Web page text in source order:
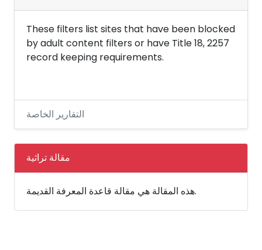
These filters list sites that have been blocked
by adult content filters or have Title 18, 2257
record keeping requirements.
التقارير الخاصة
مقالة تراثية
هذه المقالة هي مقالة قاعدة المعرفة القديمة.